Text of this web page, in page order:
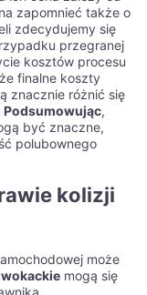
zapomnieć także o
zdecydujemy się
przegranej
kosztów procesu
finalne koszty
znacznie różnić się
Podsumowując,
być znaczne,
polubownego
kolizji
może
mogą się